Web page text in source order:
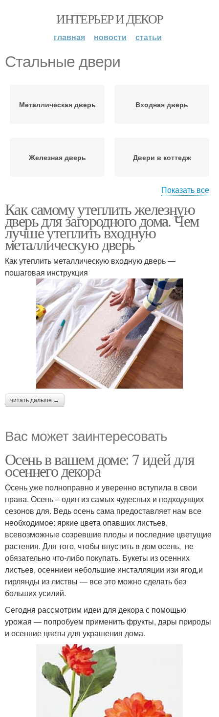
ИНТЕРЬЕР И ДЕКОР
главная новости статьи
Стальные двери
Металлическая дверь Входная дверь
Железная дверь Двери в коттедж
Двери с усилением
Показать все
Как самому утеплить железную
дверь для загородного дома. Чем
лучше утеплить входную
металлическую дверь
Как утеплить металлическую входную дверь —
пошаговая инструкция
читать дальше →
Вас может заинтересовать
Осень в вашем доме: 7 идей для
осеннего декора
Осень уже полноправно и уверенно вступила в свои
права. Осень – один из самых чудесных и подходящих
сезонов для. Ведь осень сама предоставляет нам все
необходимое: яркие цвета опавших листьев,
всевозможные созревшие плоды и последние цветущие
растения. Для того, чтобы впустить в дом осень, не
обязательно что-либо покупать. Букеты из осенних
листьев, осенниеи небольшие инсталляции изи ягод,и
гирлянды из листвы — все это можно сделать без
больших усилий.
Сегодня рассмотрим идеи для декора с помощью
урожая — попробуем применить фрукты, дары природы
и осенние цветы для украшения дома.